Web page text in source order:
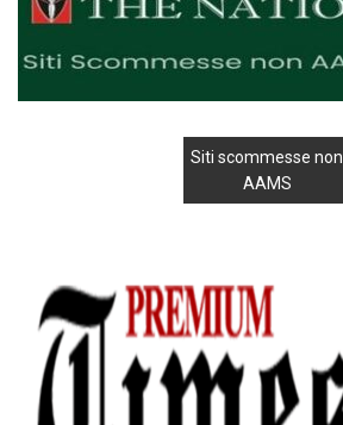
Siti scommesse non
AAMS